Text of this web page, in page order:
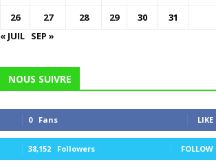
26
27 28 29 30
31
« JUIL SEP »
NOUS SUIVRE
0 Fans LIKE
38,152 Followers FOLLOW